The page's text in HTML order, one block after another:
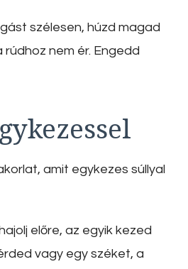
szélesen, húzd magad
nem ér. Engedd
amit egykezes súllyal
előre, az egyik kezed
vagy egy széket, a